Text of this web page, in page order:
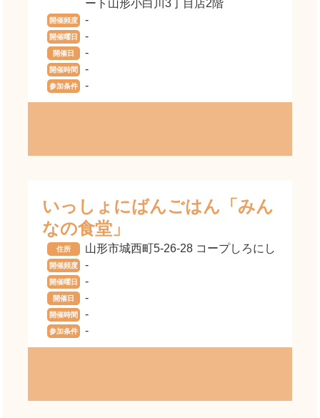
ート山形小白川3丁目店2階
開催頻度 -
開催曜日 -
開催日 -
開催時間 -
参加条件 -
いっしょにばんごはん「みん
なの食堂」
住所 山形市城西町5-26-28 コープしろにし
開催頻度 -
開催曜日 -
開催日 -
開催時間 -
参加条件 -